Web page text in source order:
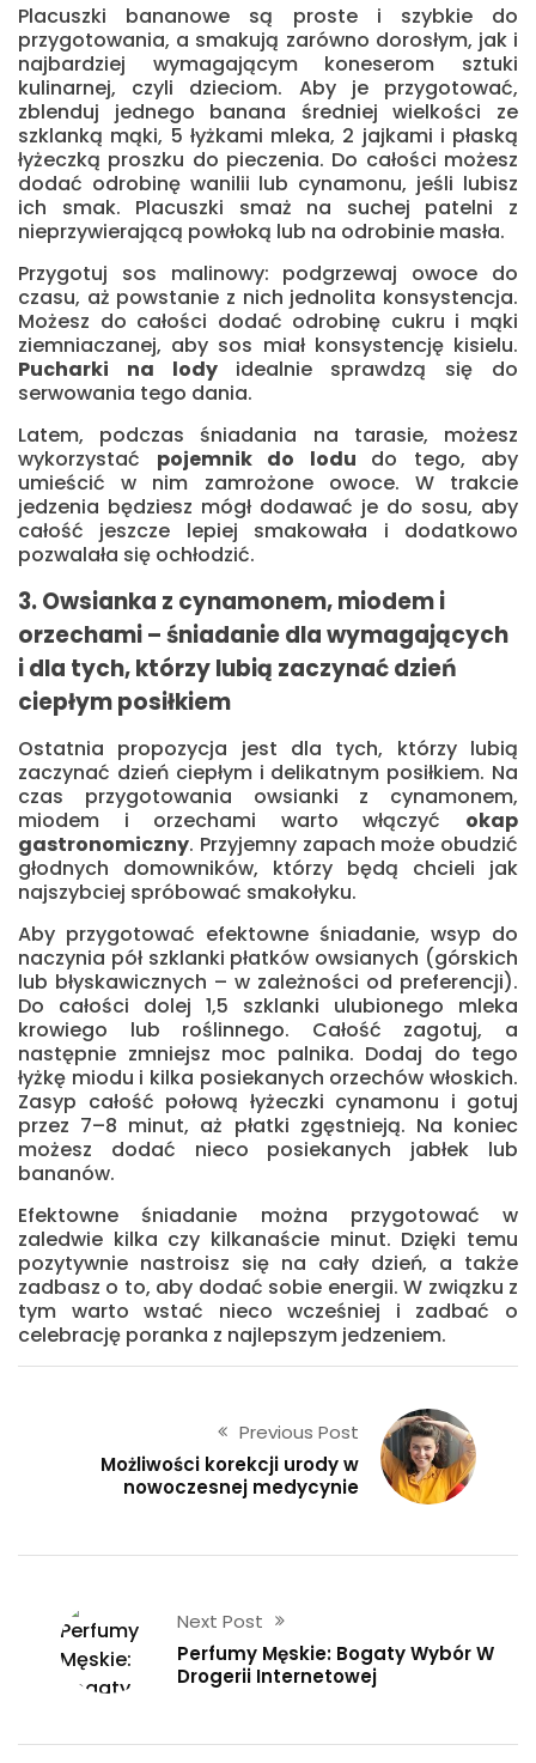
Placuszki bananowe są proste i szybkie do
przygotowania, a smakują zarówno dorosłym, jak i
najbardziej wymagającym koneserom sztuki
kulinarnej, czyli dzieciom. Aby je przygotować,
zblenduj jednego banana średniej wielkości ze
szklanką mąki, 5 łyżkami mleka, 2 jajkami i płaską
łyżeczką proszku do pieczenia. Do całości możesz
dodać odrobinę wanilii lub cynamonu, jeśli lubisz
ich smak. Placuszki smaż na suchej patelni z
nieprzywierającą powłoką lub na odrobinie masła.
Przygotuj sos malinowy: podgrzewaj owoce do
czasu, aż powstanie z nich jednolita konsystencja.
Możesz do całości dodać odrobinę cukru i mąki
ziemniaczanej, aby sos miał konsystencję kisielu.
Pucharki na lody idealnie sprawdzą się do
serwowania tego dania.
Latem, podczas śniadania na tarasie, możesz
wykorzystać pojemnik do lodu do tego, aby
umieścić w nim zamrożone owoce. W trakcie
jedzenia będziesz mógł dodawać je do sosu, aby
całość jeszcze lepiej smakowała i dodatkowo
pozwalała się ochłodzić.
3. Owsianka z cynamonem, miodem i
orzechami – śniadanie dla wymagających
i dla tych, którzy lubią zaczynać dzień
ciepłym posiłkiem
Ostatnia propozycja jest dla tych, którzy lubią
zaczynać dzień ciepłym i delikatnym posiłkiem. Na
czas przygotowania owsianki z cynamonem,
miodem i orzechami warto włączyć okap
gastronomiczny. Przyjemny zapach może obudzić
głodnych domowników, którzy będą chcieli jak
najszybciej spróbować smakołyku.
Aby przygotować efektowne śniadanie, wsyp do
naczynia pół szklanki płatków owsianych (górskich
lub błyskawicznych – w zależności od preferencji).
Do całości dolej 1,5 szklanki ulubionego mleka
krowiego lub roślinnego. Całość zagotuj, a
następnie zmniejsz moc palnika. Dodaj do tego
łyżkę miodu i kilka posiekanych orzechów włoskich.
Zasyp całość połową łyżeczki cynamonu i gotuj
przez 7–8 minut, aż płatki zgęstnieją. Na koniec
możesz dodać nieco posiekanych jabłek lub
bananów.
Efektowne śniadanie można przygotować w
zaledwie kilka czy kilkanaście minut. Dzięki temu
pozytywnie nastroisz się na cały dzień, a także
zadbasz o to, aby dodać sobie energii. W związku z
tym warto wstać nieco wcześniej i zadbać o
celebrację poranka z najlepszym jedzeniem.
Previous Post
Możliwości korekcji urody w
nowoczesnej medycynie
Next Post
Perfumy Męskie: Bogaty Wybór W
Drogerii Internetowej